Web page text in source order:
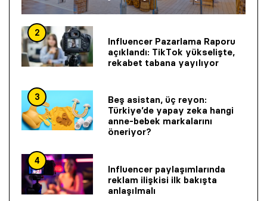
2
Influencer Pazarlama Raporu
açıklandı: TikTok yükselişte,
rekabet tabana yayılıyor
3
Beş asistan, üç reyon:
Türkiye’de yapay zeka hangi
anne-bebek markalarını
öneriyor?
4
Influencer paylaşımlarında
reklam ilişkisi ilk bakışta
anlaşılmalı